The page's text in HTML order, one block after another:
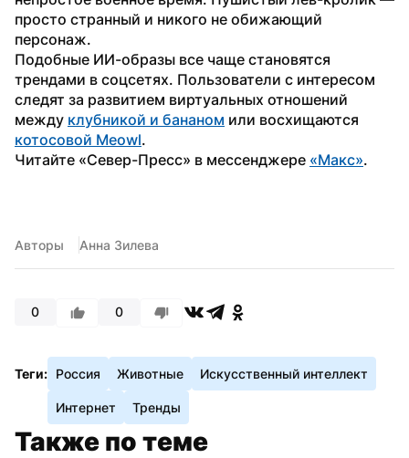
просто странный и никого не обижающий
персонаж.
Подобные ИИ-образы все чаще становятся
трендами в соцсетях. Пользователи с интересом
следят за развитием виртуальных отношений
между клубникой и бананом
котосовой Meowl.
Читайте «Север-Пресс» в мессенджере «Макс».
Авторы Анна Зилева
0 0
Теги: Россия Животные Искусственный интеллект
Интернет Тренды
Также по теме